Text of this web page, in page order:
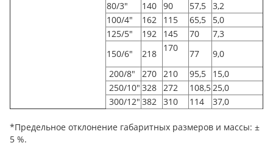
80/3"
140 90 57,5 3,2
100/4"
162 115 65,5
5,0
125/5"
192 145 70
7,3
150/6"
218
170
77
9,0
200/8"
270 210 95,5
15,0
250/10" 328 272 108,525,0
300/12" 382 310 114 37,0
*Предельное отклонение габаритных размеров и массы: ±
5 %.